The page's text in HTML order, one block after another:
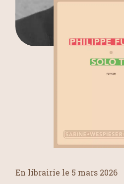
En librairie le 5 mars 2026